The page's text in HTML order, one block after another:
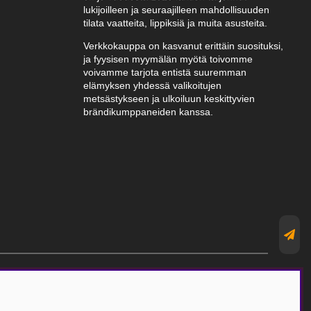
lukijoilleen ja seuraajilleen mahdollisuuden
tilata vaatteita, lippiksiä ja muita asusteita.
Verkkokauppa on kasvanut erittäin suosituksi,
ja fyysisen myymälän myötä toivomme
voivamme tarjota entistä suuremman
elämyksen yhdessä valikoitujen
metsästykseen ja ulkoiluun keskittyvien
brändikumppaneiden kanssa.